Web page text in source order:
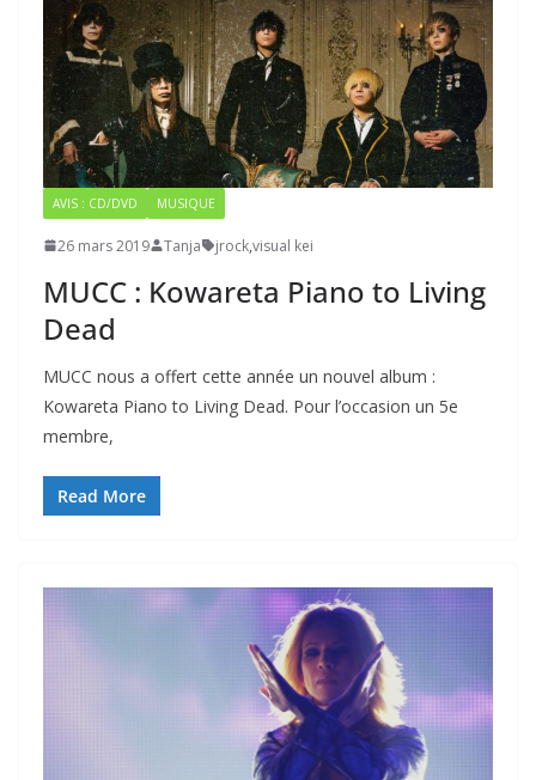
AVIS : CD/DVD MUSIQUE
26 mars 2019 Tanja jrock,visual kei
MUCC : Kowareta Piano to Living
Dead
MUCC nous a offert cette année un nouvel album :
Kowareta Piano to Living Dead. Pour l’occasion un 5e
membre,
Read More